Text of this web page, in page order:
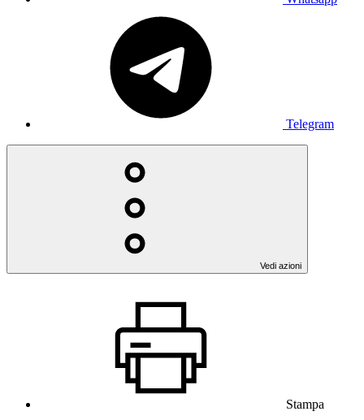
Telegram
Vedi azioni
Stampa